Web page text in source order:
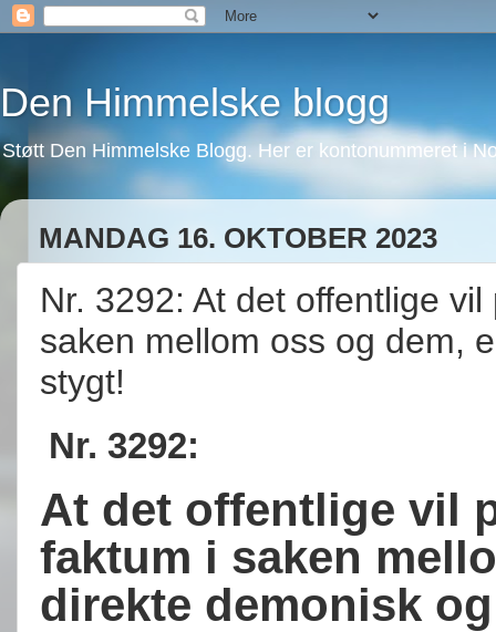
Den Himmelske blogg
Støtt Den Himmelske Blogg. Her er kontonummeret i
MANDAG 16. OKTOBER 2023
Nr. 3292: At det offentlige
saken mellom oss og dem,
stygt!
Nr. 3292:
At det offentlige vil
faktum i saken
direkte demonisk